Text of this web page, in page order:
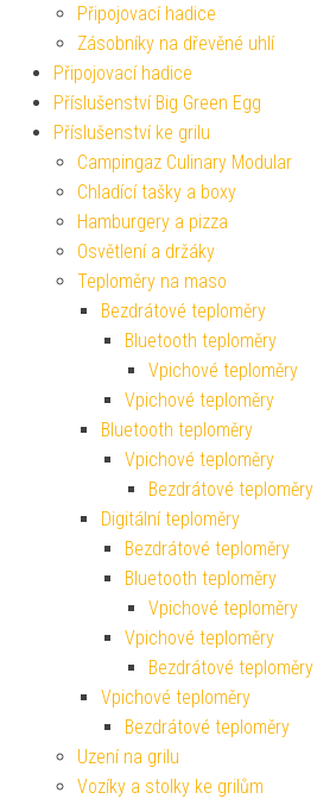
Připojovací hadice
Zásobníky na dřevěné uhlí
Připojovací hadice
Příslušenství Big Green Egg
Příslušenství ke grilu
Campingaz Culinary Modular
Chladící tašky a boxy
Hamburgery a pizza
Osvětlení a držáky
Teploměry na maso
Bezdrátové teploměry
Bluetooth teploměry
Vpichové teploměry
Vpichové teploměry
Bluetooth teploměry
Vpichové teploměry
Bezdrátové teploměry
Digitální teploměry
Bezdrátové teploměry
Bluetooth teploměry
Vpichové teploměry
Vpichové teploměry
Bezdrátové teploměry
Vpichové teploměry
Bezdrátové teploměry
Uzení na grilu
Vozíky a stolky ke grilům